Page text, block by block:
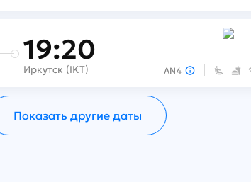
19:20
Иркутск (IKT) AN4
Показать другие даты